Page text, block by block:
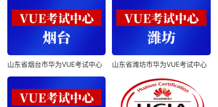
山东省烟台市华为VUE考试中心 山东省潍坊市华为VUE考试中心